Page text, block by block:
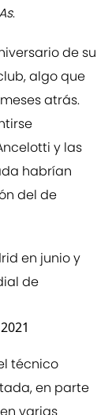
.
de su
algo que
atrás.
y las
habrían
del de
en junio y
de
técnico
en parte